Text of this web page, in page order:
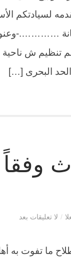
لسيادتكم
………….-
رقم تنظيم ش
الحد البحرى […]
/ لا تعليقات بعد
ما تفوت